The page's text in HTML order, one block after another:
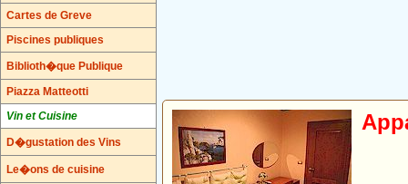
Cartes de Greve
Piscines publiques
Biblioth�que Publique
Piazza Matteotti
Vin et Cuisine
D�gustation des Vins
Le�ons de cuisine